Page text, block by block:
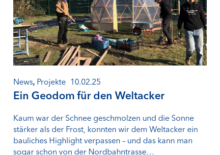
News, Projekte 10.02.25
Ein Geodom für den Weltacker
Kaum war der Schnee geschmolzen und die Sonne
stärker als der Frost, konnten wir dem Weltacker ein
bauliches Highlight verpassen – und das kann man
sogar schon von der Nordbahntrasse…